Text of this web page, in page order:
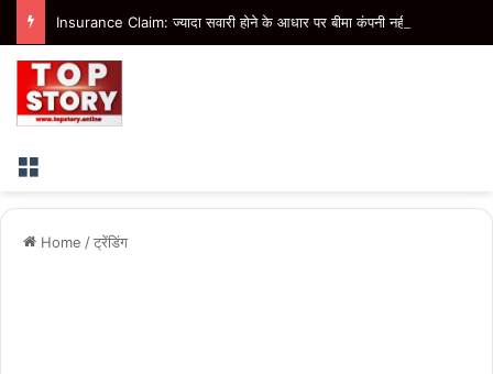
Menu
Home /ट्रेंडिंग